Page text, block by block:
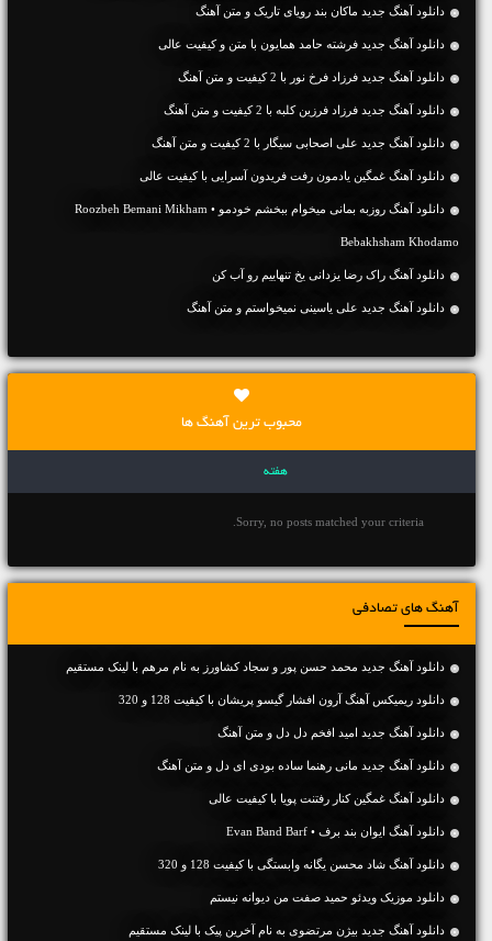
دانلود آهنگ جديد ماکان بند رویای تاریک و متن آهنگ
دانلود آهنگ جديد فرشته حامد همایون با متن و کیفیت عالی
دانلود آهنگ جديد فرزاد فرخ نور با 2 کیفیت و متن آهنگ
دانلود آهنگ جديد فرزاد فرزین کلبه با 2 کیفیت و متن آهنگ
دانلود آهنگ جديد علی اصحابی سیگار با 2 کیفیت و متن آهنگ
دانلود آهنگ غمگین یادمون رفت فریدون آسرایی با کیفیت عالی
دانلود آهنگ روزبه بمانی میخوام ببخشم خودمو • Roozbeh Bemani Mikham
Bebakhsham Khodamo
دانلود آهنگ راک رضا یزدانی یخ تنهاییم رو آب کن
دانلود آهنگ جديد علی یاسینی نمیخواستم و متن آهنگ
محبوب ترین آهنگ ها
هفته
Sorry, no posts matched your criteria.
آهنگ های تصادفی
دانلود آهنگ جديد محمد حسن پور و سجاد کشاورز به نام مرهم با لینک مستقیم
دانلود ریمیکس آهنگ آرون افشار گیسو پریشان با کیفیت 128 و 320
دانلود آهنگ جديد امید افخم دل دل و متن آهنگ
دانلود آهنگ جديد مانی رهنما ساده بودی ای دل و متن آهنگ
دانلود آهنگ غمگین کنار رفتنت پویا با کیفیت عالی
دانلود آهنگ ایوان بند برف • Evan Band Barf
دانلود آهنگ شاد محسن یگانه وابستگی با کیفیت 128 و 320
دانلود موزیک ویدئو حمید صفت من دیوانه نیستم
دانلود آهنگ جديد بیژن مرتضوی به نام آخرین پیک با لینک مستقیم